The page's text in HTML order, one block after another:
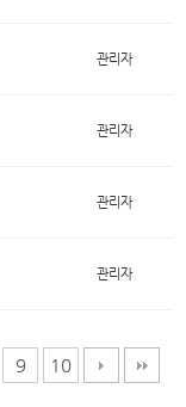
관리자
관리자
관리자
관리자
9 10